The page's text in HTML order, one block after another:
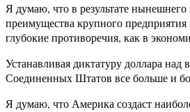
Я думаю, что в результате нынешнего
преимущества крупного
глубокие противоречия, как в
Устанавливая диктатуру доллара
Соединенных Штатов все больше и
Я думаю, что Америка создаст